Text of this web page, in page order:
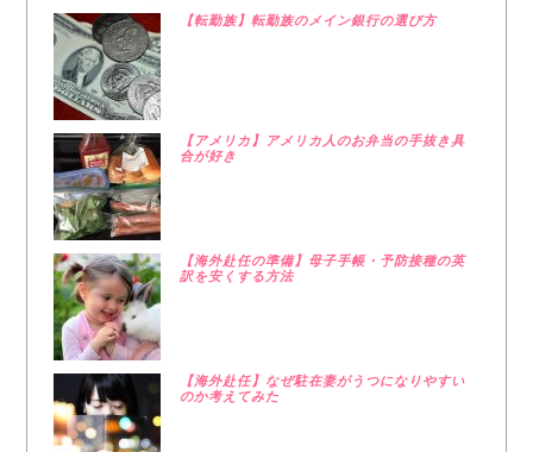
【転勤族】転勤族のメイン銀行の選び方
【アメリカ】アメリカ人のお弁当の手抜き具
合が好き
【海外赴任の準備】母子手帳・予防接種の英
訳を安くする方法
【海外赴任】なぜ駐在妻がうつになりやすい
のか考えてみた